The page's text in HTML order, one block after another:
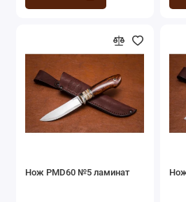
Нож PMD60 №5 ламинат